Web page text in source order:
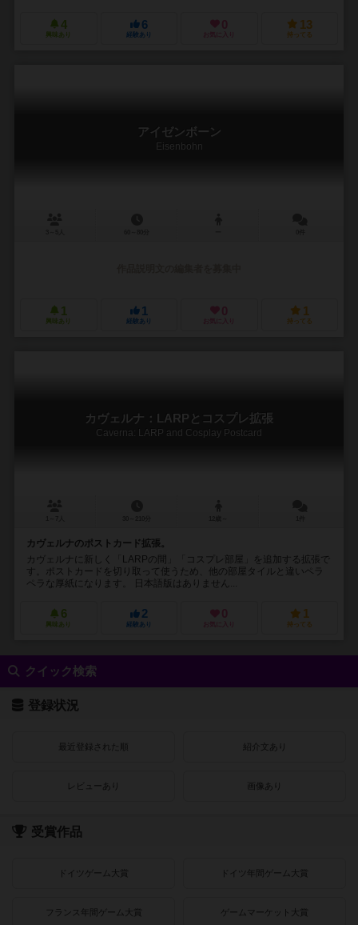
4
興味あり
6
経験あり
0
お気に入り
13
持ってる
アイゼンボーン
Eisenbohn
1
興味あり
1
経験あり
0
お気に入り
1
持ってる
カヴェルナ：LARPとコスプレ拡張
Caverna: LARP and Cosplay Postcard
カヴェルナのポストカード拡張。
カヴェルナに新しく「LARPの間」「コスプレ部屋」を追加する拡張で
す。ポストカードを切り取って使うため、他の部屋タイルと違いペラ
ペラな厚紙になります。 日本語版はありません...
6
興味あり
2
経験あり
0
お気に入り
1
持ってる
クイック検索
登録状況
最近登録された順 紹介文あり
レビューあり 画像あり
受賞作品
ドイツゲーム大賞 ドイツ年間ゲーム大賞
フランス年間ゲーム大賞 ゲームマーケット大賞